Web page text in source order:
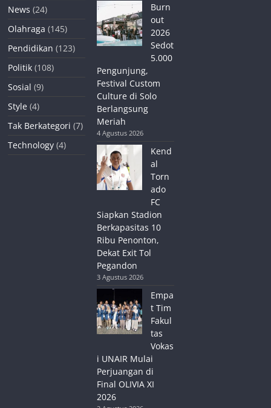
News (24)
Olahraga (145)
Pendidikan (123)
Politik (108)
Sosial (9)
Style (4)
Tak Berkategori (7)
Technology (4)
Burn
out
2026
Sedot
5.000
Pengunjung,
Festival Custom
Culture di Solo
Berlangsung
Meriah
4 Agustus 2026
Kend
al
Torn
ado
FC
Siapkan Stadion
Berkapasitas 10
Ribu Penonton,
Dekat Exit Tol
Pegandon
3 Agustus 2026
Empa
t Tim
Fakul
tas
Vokas
i UNAIR Mulai
Perjuangan di
Final OLIVIA XI
2026